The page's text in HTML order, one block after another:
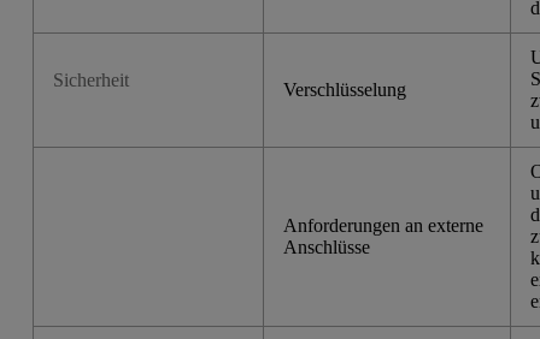
Sicherheit Verschlüsselung
Anforderungen an externe
Anschlüsse